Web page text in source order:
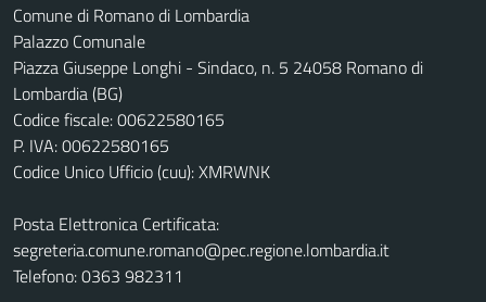
Comune di Romano di Lombardia
Palazzo Comunale
Piazza Giuseppe Longhi - Sindaco, n. 5 24058 Romano di
Lombardia (BG)
Codice fiscale: 00622580165
P. IVA: 00622580165
Codice Unico Ufficio (cuu): XMRWNK
Posta Elettronica Certificata:
segreteria.comune.romano@pec.regione.lombardia.it
Telefono: 0363 982311